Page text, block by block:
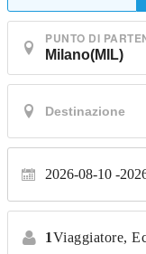
PUNTO DI
2026-08-10
1Viaggiatore,